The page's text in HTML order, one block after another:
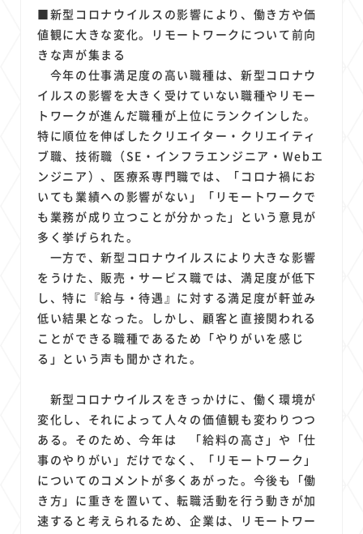
■新型コロナウイルスの影響により、働き方や価
値観に大きな変化。リモートワークについて前向
きな声が集まる
今年の仕事満足度の高い職種は、新型コロナウ
イルスの影響を大きく受けていない職種やリモー
トワークが進んだ職種が上位にランクインした。
特に順位を伸ばしたクリエイター・クリエイティ
ブ職、技術職（SE・インフラエンジニア・Webエ
ンジニア）、医療系専門職では、「コロナ禍にお
いても業績への影響がない」「リモートワークで
も業務が成り立つことが分かった」という意見が
多く挙げられた。
一方で、新型コロナウイルスにより大きな影響
をうけた、販売・サービス職では、満足度が低下
し、特に『給与・待遇』に対する満足度が軒並み
低い結果となった。しかし、顧客と直接関われる
ことができる職種であるため「やりがいを感じ
る」という声も聞かされた。
新型コロナウイルスをきっかけに、働く環境が
変化し、それによって人々の価値観も変わりつつ
ある。そのため、今年は 「給料の高さ」や「仕
事のやりがい」だけでなく、「リモートワーク」
についてのコメントが多くあがった。今後も「働
き方」に重きを置いて、転職活動を行う動きが加
速すると考えられるため、企業は、リモートワー